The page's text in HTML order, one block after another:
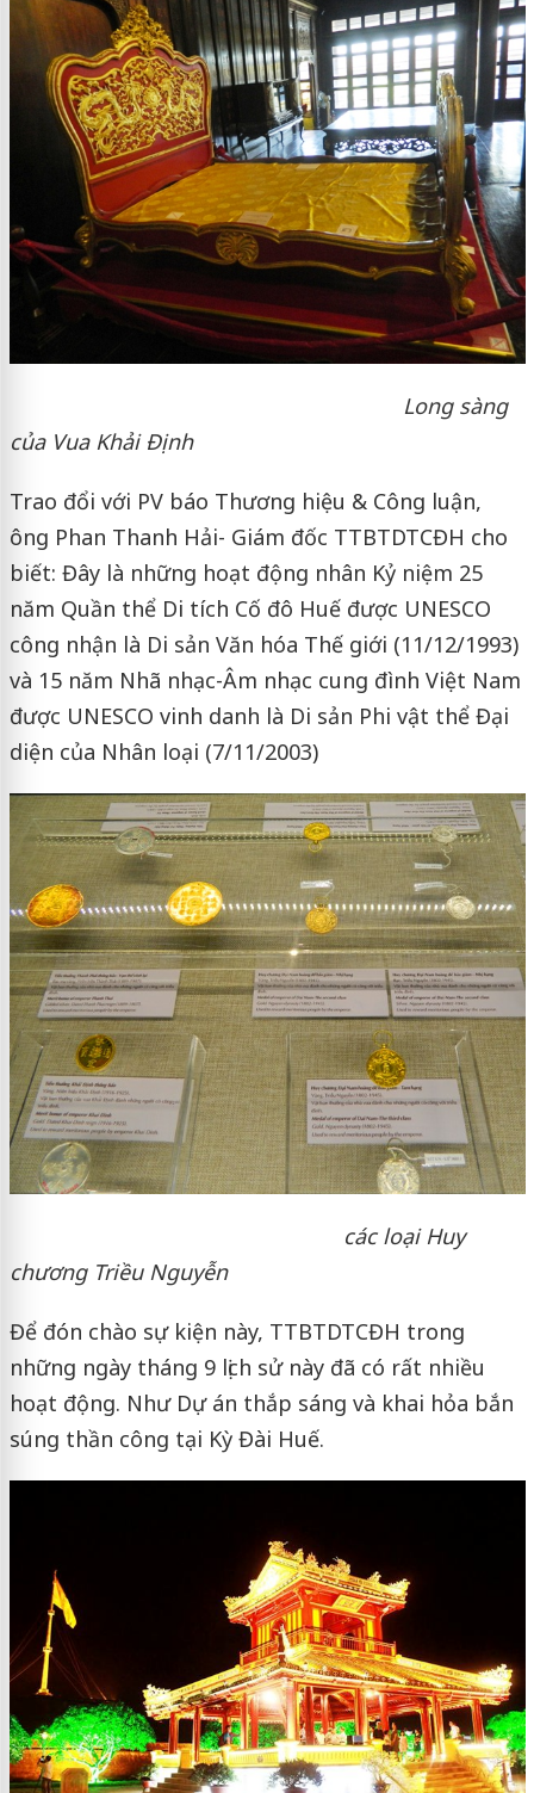
Long sàng
của Vua Khải Định
Trao đổi với PV báo Thương hiệu & Công luận,
ông Phan Thanh Hải- Giám đốc TTBTDTCĐH cho
biết: Đây là những hoạt động nhân Kỷ niệm 25
năm Quần thể Di tích Cố đô Huế được UNESCO
công nhận là Di sản Văn hóa Thế giới (11/12/1993)
và 15 năm Nhã nhạc-Âm nhạc cung đình Việt Nam
được UNESCO vinh danh là Di sản Phi vật thể Đại
diện của Nhân loại (7/11/2003)
các loại Huy
chương Triều Nguyễn
Để đón chào sự kiện này, TTBTDTCĐH trong
những ngày tháng 9 lịch sử này đã có rất nhiều
hoạt động. Như Dự án thắp sáng và khai hỏa bắn
súng thần công tại Kỳ Đài Huế.